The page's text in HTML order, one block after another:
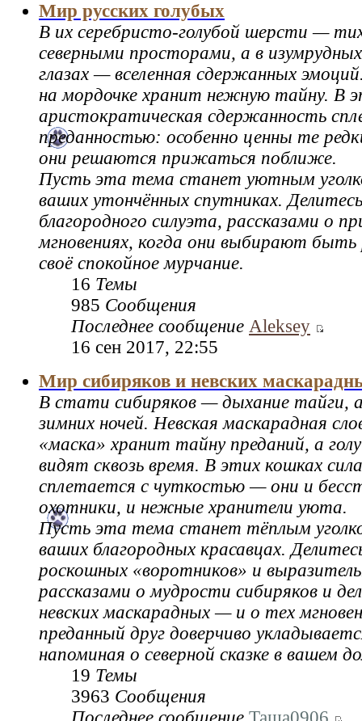
Мир русских голубых
В их серебристо‑голубой шерсти —
северными просторами, а в изумрудных
глазах — вселенная сдержанных
на мордочке хранит нежную тайну. В
аристократическая сдержанность
преданностью: особенно ценны те
они решаются прижаться поближе.
Пусть эта тема станет уютным
ваших утончённых спутниках.
благородного силуэта, рассказами о
мгновениях, когда они выбирают
своё спокойное мурчание.
16 Темы
985 Сообщения
Последнее сообщение Aleksey
16 сен 2017, 22:55
Мир сибиряков и невских
В стати сибиряков — дыхание тайги,
зимних ночей. Невская маскарадная
«маска» хранит тайну преданий, а
видят сквозь время. В этих кошках
сплетается с чуткостью — они и
охотники, и нежные хранители уюта.
Пусть эта тема станет тёплым
ваших благородных красавцах.
роскошных «воротников» и
рассказами о мудрости сибиряков и
невских маскарадных — и о тех
преданный друг доверчиво
напоминая о северной сказке в вашем
19 Темы
3963 Сообщения